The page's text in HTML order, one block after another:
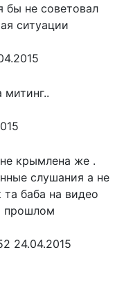
бы не советовал
ситуации
крымлена же .
слушания а не
баба на видео
прошлом
24.04.2015